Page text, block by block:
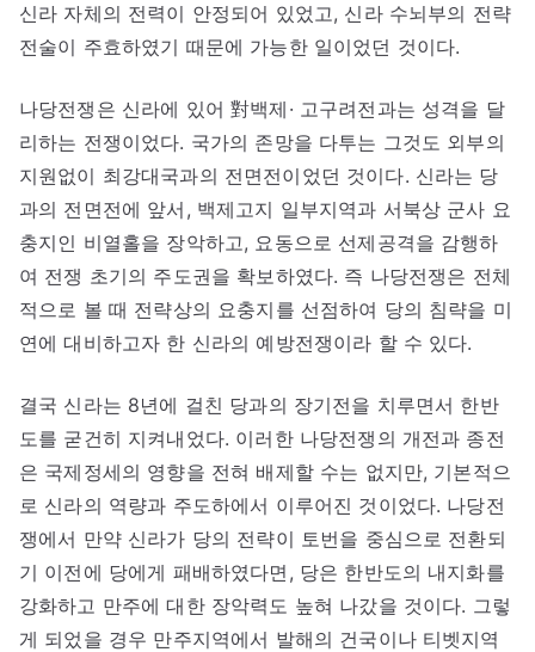
신라 자체의 전력이 안정되어 있었고, 신라 수뇌부의 전략
전술이 주효하였기 때문에 가능한 일이었던 것이다.
나당전쟁은 신라에 있어 對백제· 고구려전과는 성격을 달
리하는 전쟁이었다. 국가의 존망을 다투는 그것도 외부의
지원없이 최강대국과의 전면전이었던 것이다. 신라는 당
과의 전면전에 앞서, 백제고지 일부지역과 서북상 군사 요
충지인 비열홀을 장악하고, 요동으로 선제공격을 감행하
여 전쟁 초기의 주도권을 확보하였다. 즉 나당전쟁은 전체
적으로 볼 때 전략상의 요충지를 선점하여 당의 침략을 미
연에 대비하고자 한 신라의 예방전쟁이라 할 수 있다.
결국 신라는 8년에 걸친 당과의 장기전을 치루면서 한반
도를 굳건히 지켜내었다. 이러한 나당전쟁의 개전과 종전
은 국제정세의 영향을 전혀 배제할 수는 없지만, 기본적으
로 신라의 역량과 주도하에서 이루어진 것이었다. 나당전
쟁에서 만약 신라가 당의 전략이 토번을 중심으로 전환되
기 이전에 당에게 패배하였다면, 당은 한반도의 내지화를
강화하고 만주에 대한 장악력도 높혀 나갔을 것이다. 그렇
게 되었을 경우 만주지역에서 발해의 건국이나 티벳지역